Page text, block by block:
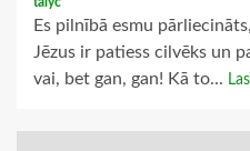
Es pilnībā esmu
Jēzus ir patiess cilvēks un
vai, bet gan, gan! Kā to...